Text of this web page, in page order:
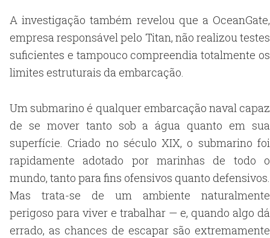
A investigação também revelou que a OceanGate,
empresa responsável pelo Titan, não realizou testes
suficientes e tampouco compreendia totalmente os
limites estruturais da embarcação.
Um submarino é qualquer embarcação naval capaz
de se mover tanto sob a água quanto em sua
superfície. Criado no século XIX, o submarino foi
rapidamente adotado por marinhas de todo o
mundo, tanto para fins ofensivos quanto defensivos.
Mas trata-se de um ambiente naturalmente
perigoso para viver e trabalhar — e, quando algo dá
errado, as chances de escapar são extremamente